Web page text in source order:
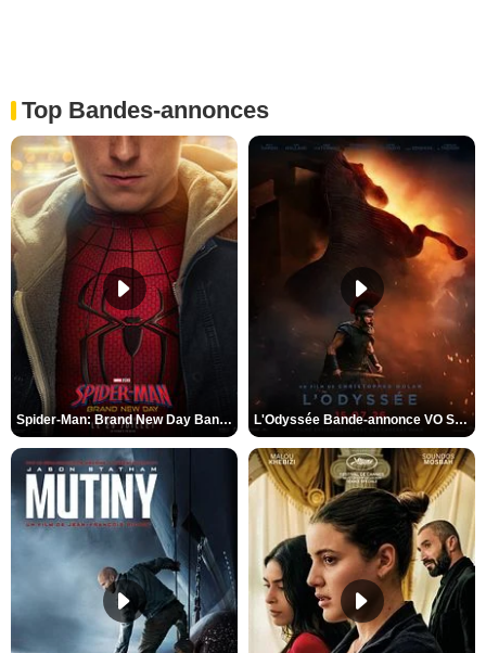
Top Bandes-annonces
Spider-Man: Brand New Day Bande-annonce VO STFR L'Odyssée Bande-annonce VO STFR